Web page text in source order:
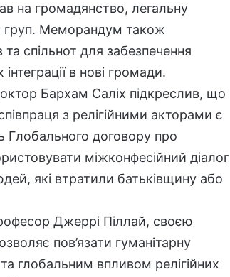
на громадянство, легальну
груп. Меморандум також
та спільнот для забезпечення
в нові громади.
Бархам Саліх підкреслив, що
з релігійними акторами є
договору про
міжконфесійний діалог
які втратили батьківщину або
Джеррі Піллай, своєю
пов’язати гуманітарну
глобальним впливом релігійних